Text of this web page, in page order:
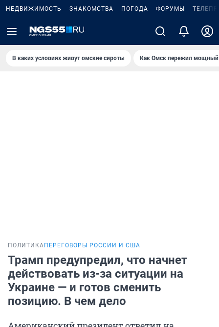
НЕДВИЖИМОСТЬ ЗНАКОМСТВА ПОГОДА ФОРУМЫ
В каких условиях живут омские сироты Как Омск пережил мощный
ПОЛИТИКА ПЕРЕГОВОРЫ РОССИИ И США
Трамп предупредил, что начнет
действовать из-за ситуации на
Украине — и готов сменить
позицию. В чем дело